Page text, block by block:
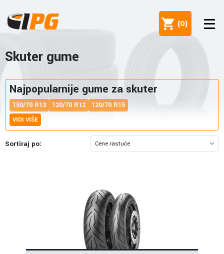
(0)
Skuter gume
Najpopularnije gume za skuter
150/70 R13 120/70 R12 120/70 R15
VIDI VIŠE
Sortiraj po: